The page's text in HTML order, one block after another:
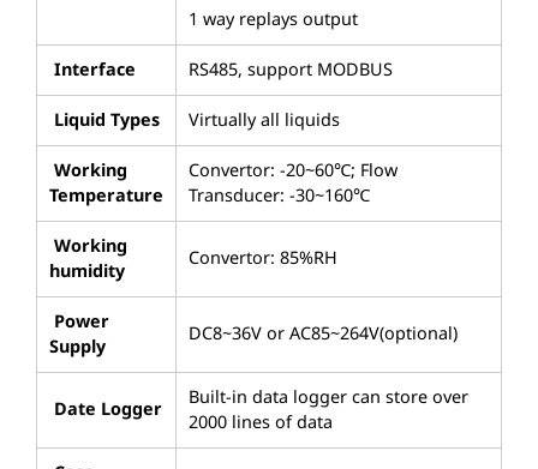
1 way replays output
Interface
RS485, support MODBUS
Liquid Types
Virtually all liquids
Working
Temperature
Convertor: -20~60℃; Flow
Transducer: -30~160℃
Working
humidity
Convertor: 85%RH
Power
Supply
DC8~36V or AC85~264V(optional)
Date Logger
Built-in data logger can store over
2000 lines of data